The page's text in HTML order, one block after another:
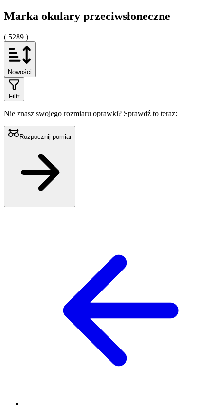
Marka okulary przeciwsłoneczne
( 5289 )
Nowości
Filtr
Nie znasz swojego rozmiaru oprawki? Sprawdź to teraz:
Rozpocznij pomiar